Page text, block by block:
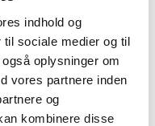
indhold og
sociale medier og til
oplysninger om
vores partnere inden
og
kombinere disse
will be closed,
we will be back to
Year.